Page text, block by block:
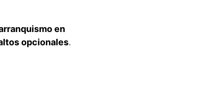
en
opcionales.